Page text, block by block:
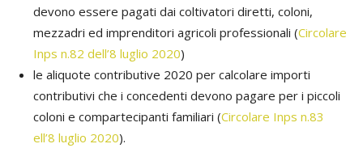
devono essere pagati dai coltivatori diretti, coloni,
mezzadri ed imprenditori agricoli professionali (Circolare
Inps n.82 dell’8 luglio 2020)
le aliquote contributive 2020 per calcolare importi
contributivi che i concedenti devono pagare per i piccoli
coloni e compartecipanti familiari (Circolare Inps n.83
ell’8 luglio 2020).